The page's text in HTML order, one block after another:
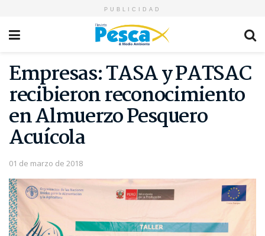
PUBLICIDAD
Empresas: TASA y PATSAC
recibieron reconocimiento
en Almuerzo Pesquero
Acuícola
01 de marzo de 2018